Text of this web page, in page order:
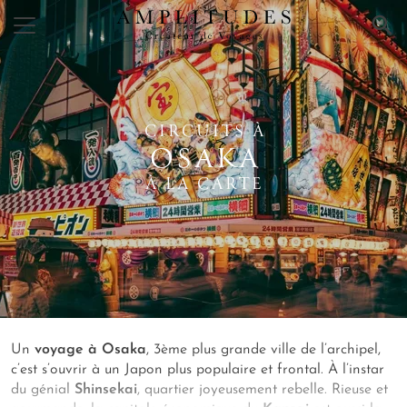
×
CIRCUITS À
OSAKA
À LA CARTE
Un voyage à Osaka, 3ème plus grande ville de l’archipel,
c’est s’ouvrir à un Japon plus populaire et frontal. À l’instar
du génial Shinsekai, quartier joyeusement rebelle. Rieuse et